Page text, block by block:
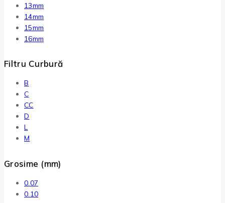
13mm
14mm
15mm
16mm
Filtru Curbură
B
C
CC
D
L
M
Grosime (mm)
0.07
0.10